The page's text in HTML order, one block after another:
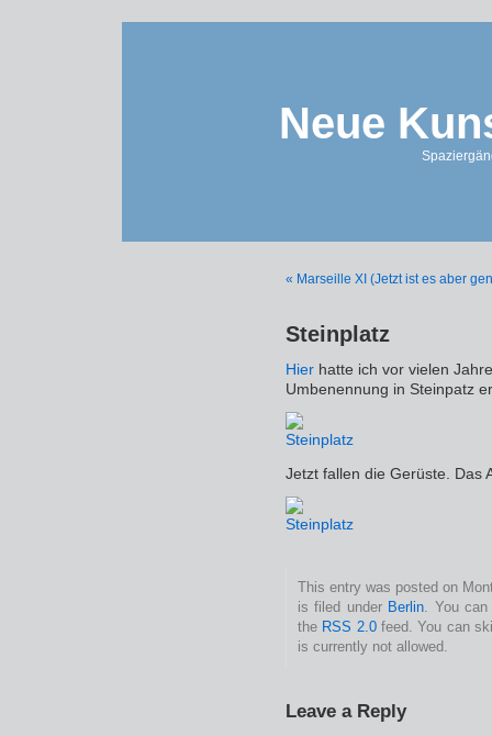
Neue
« Marseille XI (Jetzt ist es aber
Steinplatz
Hier hatte ich vor vielen
Umbenennung in Steinpatz
Jetzt fallen die Gerüste. Das
This entry was posted on
is filed under Berlin. You
the RSS 2.0feed. You can
is currently not allowed.
Leave a Reply